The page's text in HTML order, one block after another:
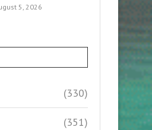
5, 2026
(330)
(351)